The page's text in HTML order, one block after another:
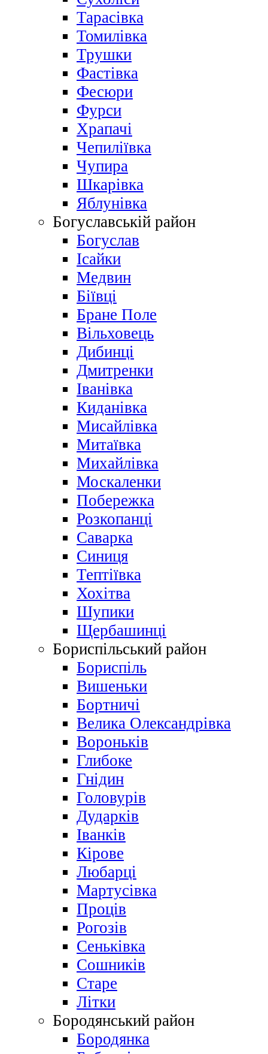
Тарасівка
Томилівка
Трушки
Фастівка
Фесюри
Фурси
Храпачі
Чепиліївка
Чупира
Шкарівка
Яблунівка
Богуславській район
Богуслав
Ісайки
Медвин
Біївці
Бране Поле
Вільховець
Дибинці
Дмитренки
Іванівка
Киданівка
Мисайлівка
Митаївка
Михайлівка
Москаленки
Побережка
Розкопанці
Саварка
Синиця
Тептіївка
Хохітва
Шупики
Щербашинці
Бориспільський район
Бориспіль
Вишеньки
Бортничі
Велика Олександрівка
Вороньків
Глибоке
Гнідин
Головурів
Дударків
Іванків
Кірове
Любарці
Мартусівка
Проців
Рогозів
Сеньківка
Сошників
Старе
Літки
Бородянський район
Бородянка